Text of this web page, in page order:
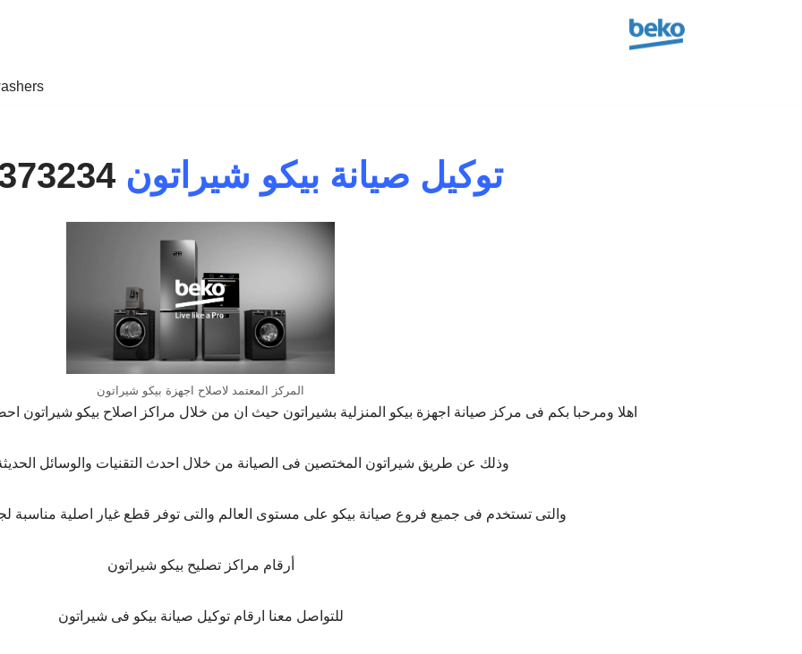
توكيل صيانة بيكو شيراتون 01200373234
المركز المعتمد لاصلاح اجهزة بيكو شيراتون
اهلا ومرحبا بكم فى مركز صيانة اجهزة بيكو المنزلية بشيراتون حيث ان من خلال مراكز اصلاح بيكو شيراتون
وذلك عن طريق شيراتون المختصين فى الصيانة من خلال احدث التقنيات والوسائل الحديثة
والتى تستخدم فى جميع فروع صيانة بيكو على مستوى العالم والتى توفر قطع غيار اصلية مناسبة
أرقام مراكز تصليح بيكو شيراتون
للتواصل معنا ارقام توكيل صيانة بيكو فى شيراتون